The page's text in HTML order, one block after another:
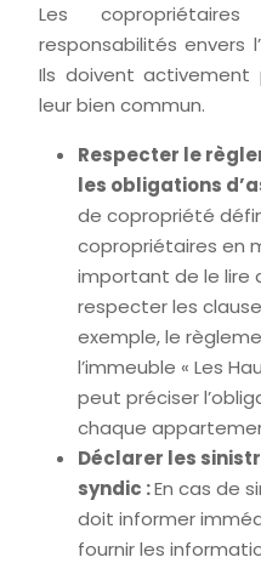
Les
responsabilités envers
Ils doivent
leur bien commun.
Respecter le
les obligations
de copropriété
copropriétaires en
important de le
respecter les
exemple, le
l’immeuble « Les
peut préciser
chaque
Déclarer les
syndic :En cas de
doit informer
fournir les